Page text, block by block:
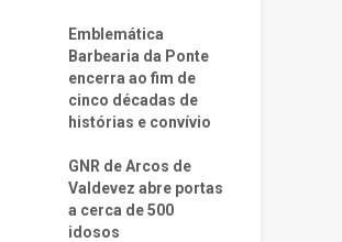
Emblemática
Barbearia da Ponte
encerra ao fim de
cinco décadas de
histórias e convívio
GNR de Arcos de
Valdevez abre portas
a cerca de 500
idosos